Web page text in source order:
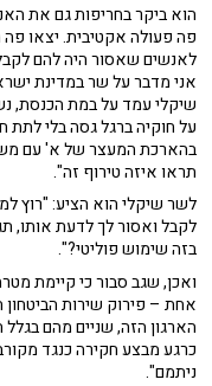
הוא ביקר בחריפות גם את
פה פעולה אקטיבית. יצאו
לאנשים שאסור היה להם
אני מדבר על שר במדינת
שיקלי עמד על במת הכנסת,
על חוקיה ברגל גסה בלי לתת
בהארכת המעצר של א' עם
תראו איזה טירוף זה".
לשר שיקלי הוא הציע: "רוץ
לקבל ואסור לך לדעת אותו,
בזה שימוש פוליטי?".
ואכן, שגב סבור כי קיימת
אחת – פירוק שירות
הארגון הזה, שניים מהם
כרגע מבצע חקירה כנגד
ניתמם".